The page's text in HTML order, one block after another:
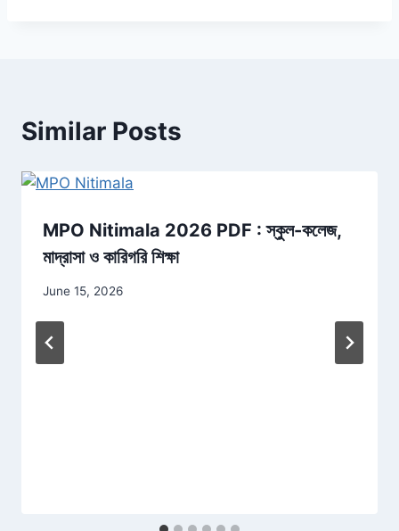
Similar Posts
MPO Nitimala 2026 PDF : স্কুল-কলেজ,
মাদ্রাসা ও কারিগরি শিক্ষা
June 15, 2026